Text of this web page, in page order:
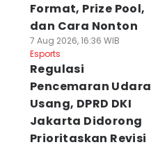
Format, Prize Pool,
dan Cara Nonton
7 Aug 2026, 16:36 WIB
Esports
Regulasi
Pencemaran Udara
Usang, DPRD DKI
Jakarta Didorong
Prioritaskan Revisi